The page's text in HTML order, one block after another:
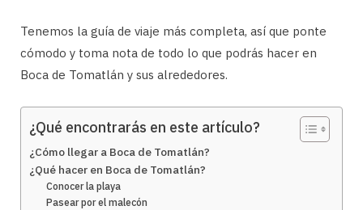
Tenemos la guía de viaje más completa, así que ponte
cómodo y toma nota de todo lo que podrás hacer en
Boca de Tomatlán y sus alrededores.
¿Qué encontrarás en este artículo?
¿Cómo llegar a Boca de Tomatlán?
¿Qué hacer en Boca de Tomatlán?
Conocer la playa
Pasear por el malecón